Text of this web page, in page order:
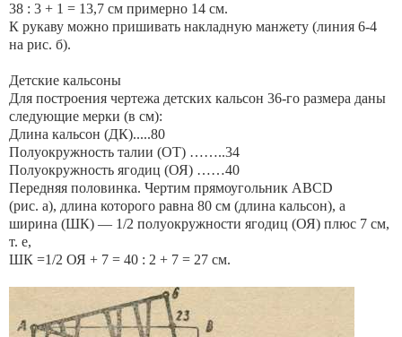
38 : 3 + 1 = 13,7 см примерно 14 см.
К рукаву можно пришивать накладную манжету (линия 6-4
на рис. б).
Детские кальсоны
Для построения чертежа детских кальсон 36-го размера даны
следующие мерки (в см):
Длина кальсон (ДК).....80
Полуокружность талии (ОТ) ……..34
Полуокружность ягодиц (ОЯ) ……40
Передняя половинка. Чертим прямоугольник ABCD
(рис. а), длина которого равна 80 см (длина кальсон), а
ширина (ШК) — 1/2 полуокружности ягодиц (ОЯ) плюс 7 см,
т. е,
ШК =1/2 ОЯ + 7 = 40 : 2 + 7 = 27 см.